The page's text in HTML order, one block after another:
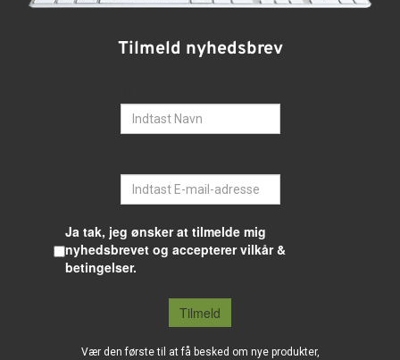
Tilmeld nyhedsbrev
Ja tak, jeg ønsker at tilmelde mig
nyhedsbrevet og accepterer vilkår &
betingelser.
Tilmeld
Vær den første til at få besked om nye produkter,